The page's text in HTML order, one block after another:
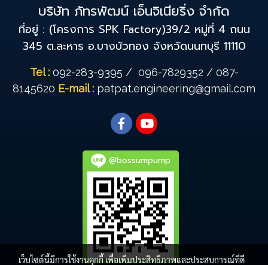
บริษัท ภัทรพัฒน์ เอ็นจิเนียริ่ง จำกัด
ที่อยู่ : (โครงการ SPK Factory)39/2 หมู่ที่ 4 ถนน
345 ต.ละหาร อ.บางบัวทอง จังหวัดนนทบุรี 11110
Tel : 092-283-9395 / 096-7829352 / 087-
8145620 E-mail : patpat.engineering@gmail.com
@bossumpump
เว็บไซต์นี้มีการใช้งานคุกกี้ เพื่อเพิ่มประสิทธิภาพและประสบการณ์ที่ดี